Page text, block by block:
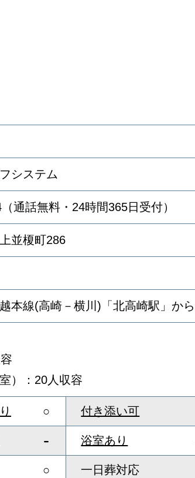
システム
通話無料・24時間365日受付）
並榎町286
本線(高崎－横川)「北高崎駅」か
）：20人収容
○ 付き添い可
- 浴室あり
○ 一日葬対応